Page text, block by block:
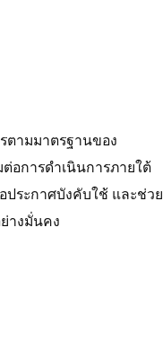
ตามมาตรฐานของ
อการดำเนินการภายใต้
ประกาศบังคับใช้ และช่วย
างมั่นคง